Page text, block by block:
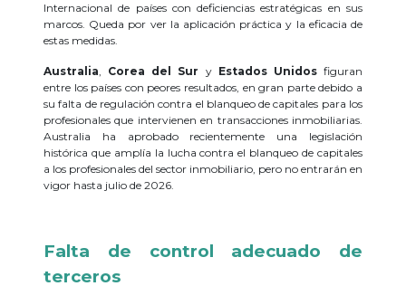
Internacional de países con deficiencias estratégicas en sus
marcos. Queda por ver la aplicación práctica y la eficacia de
estas medidas.
Australia, Corea del Sur y Estados Unidosfiguran
entre los países con peores resultados, en gran parte debido a
su falta de regulación contra el blanqueo de capitales para los
profesionales que intervienen en transacciones inmobiliarias.
Australia ha aprobado recientemente una legislación
histórica que amplía la lucha contra el blanqueo de capitales
a los profesionales del sector inmobiliario, pero no entrarán en
vigor hasta julio de 2026.
Falta de control adecuado de
terceros